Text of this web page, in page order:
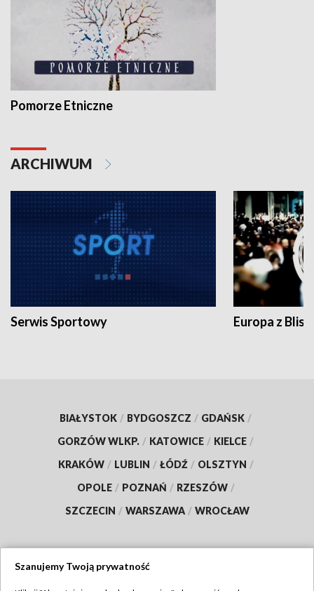
Pomorze Etniczne
ARCHIWUM
Serwis Sportowy Europa z
BIAŁYSTOK / BYDGOSZCZ / GDAŃSK /
GORZÓW WLKP. / KATOWICE / KIELCE /
KRAKÓW / LUBLIN / ŁÓDŹ / OLSZTYN /
OPOLE / POZNAŃ / RZESZÓW /
SZCZECIN / WARSZAWA / WROCŁAW
Szanujemy Twoją prywatność